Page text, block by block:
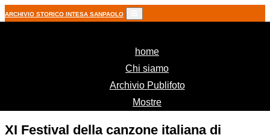
ARCHIVIO STORICO INTESA SANPAOLO
home(current)
Chi siamo
Archivio Publifoto
Mostre
XI Festival della canzone italiana di